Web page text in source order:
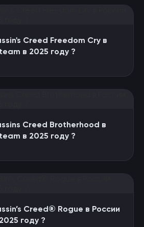
Creed Freedom Cry в
в 2025 году ?
Creed Brotherhood в
в 2025 году ?
Creed® Rogue в России
году ?